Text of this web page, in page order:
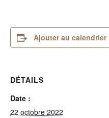
Ajouter au calendrier
DÉTAILS
Date :
22 octobre 2022